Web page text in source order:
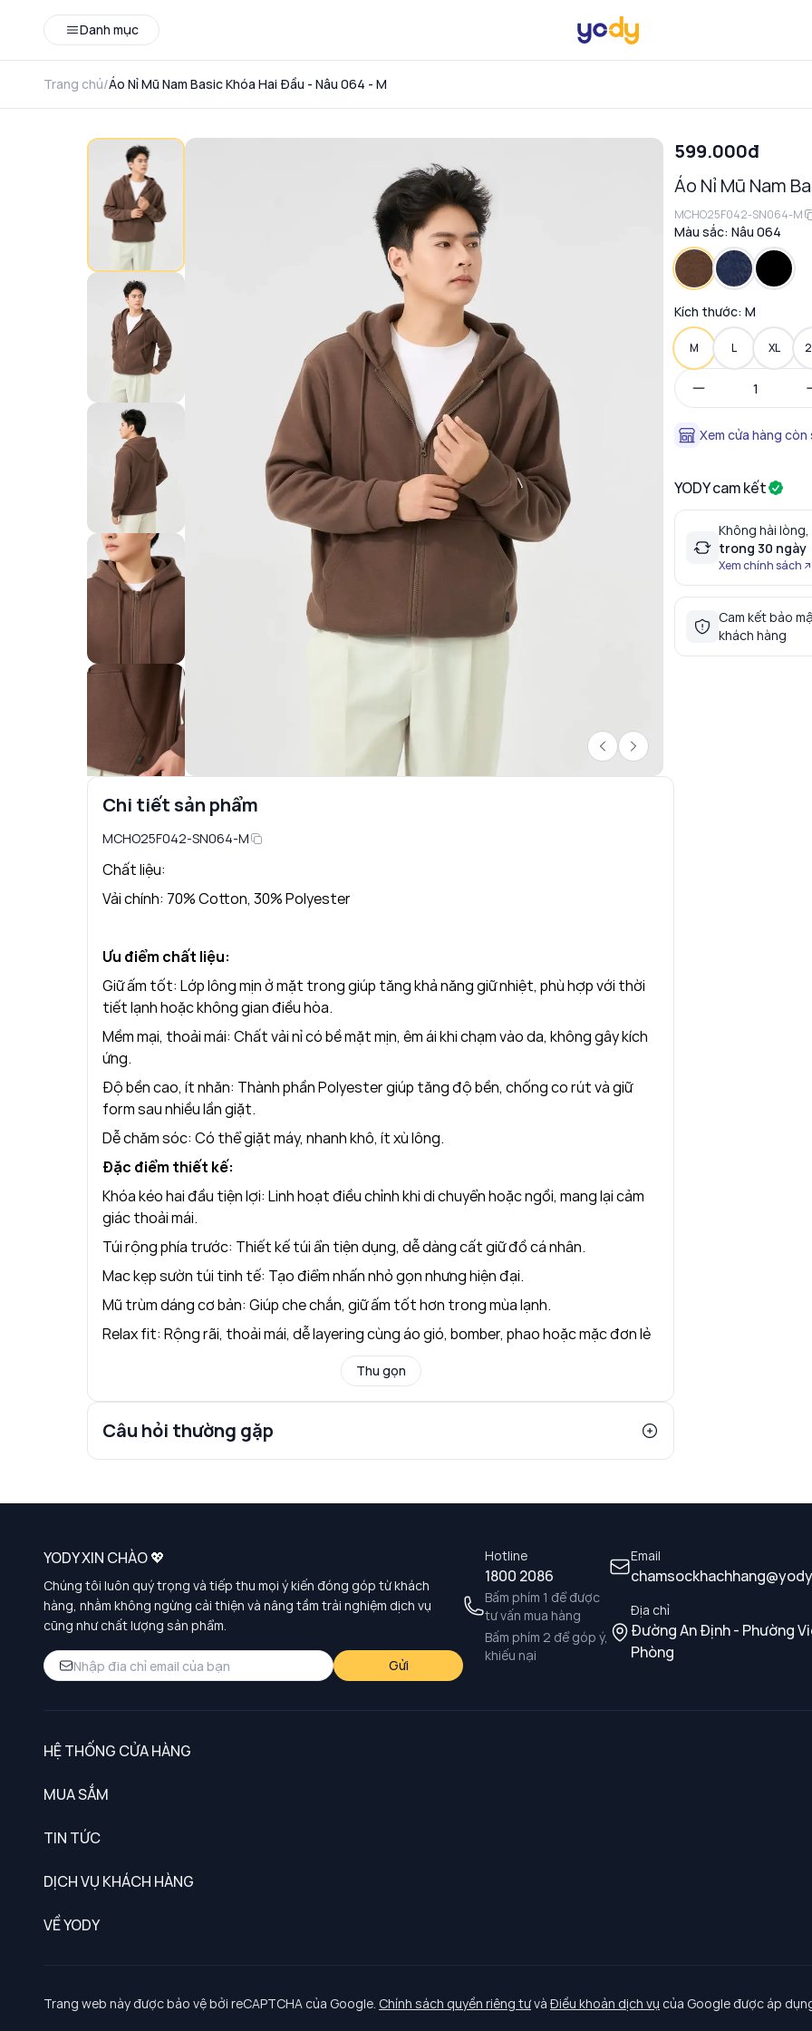
Danh mục
Trang chủ/Áo Nỉ Mũ Nam Basic Khóa Hai Đầu - Nâu 064 - M
Chi tiết sản phẩm
MCHO25F042-SN064-M
Chất liệu:
Vải chính: 70% Cotton, 30% Polyester
Ưu điểm chất liệu:
Giữ ấm tốt: Lớp lông mịn ở mặt trong giúp tăng khả năng giữ nhiệt, phù hợp với thời
tiết lạnh hoặc không gian điều hòa.
Mềm mại, thoải mái: Chất vải nỉ có bề mặt mịn, êm ái khi chạm vào da, không gây kích
ứng.
Độ bền cao, ít nhăn: Thành phần Polyester giúp tăng độ bền, chống co rút và giữ
form sau nhiều lần giặt.
Dễ chăm sóc: Có thể giặt máy, nhanh khô, ít xù lông.
Đặc điểm thiết kế:
Khóa kéo hai đầu tiện lợi: Linh hoạt điều chỉnh khi di chuyển hoặc ngồi, mang lại cảm
giác thoải mái.
Túi rộng phía trước: Thiết kế túi ẩn tiện dụng, dễ dàng cất giữ đồ cá nhân.
Mac kẹp sườn túi tinh tế: Tạo điểm nhấn nhỏ gọn nhưng hiện đại.
Mũ trùm dáng cơ bản: Giúp che chắn, giữ ấm tốt hơn trong mùa lạnh.
Relax fit: Rộng rãi, thoải mái, dễ layering cùng áo gió, bomber, phao hoặc mặc đơn lẻ
Thu gọn
Câu hỏi thường gặp
599.000đ
Áo Nỉ Mũ Nam
MCHO25F042-SN064-M
Màu sắc: Nâu 064
Kích thước: M
M L XL
Xem cửa hàng còn
YODY cam kết
Không hài lòng,
trong 30 ngày
Xem chính sách
Cam kết bảo
khách hàng
Hotline
1800 2086
Bấm phím 1 để được
tư vấn mua hàng
Bấm phím 2 để góp ý,
khiếu nại
Email
Địa chỉ
Đường An Định - Phường
Phòng
YODY XIN CHÀO 💖
Chúng tôi luôn quý trọng và tiếp thu mọi ý kiến đóng góp từ khách
hàng, nhằm không ngừng cải thiện và nâng tầm trải nghiệm dịch vụ
cũng như chất lượng sản phẩm.
Gửi
HỆ THỐNG CỬA HÀNG
MUA SẮM
TIN TỨC
DỊCH VỤ KHÁCH HÀNG
Chính sách khách hàng thân thiết
Chính sách bảo vệ dữ liệu cá nhân
VỀ YODY
Tuyển dụng
Trang web này được bảo vệ bởi reCAPTCHA của Google. Chính sách quyền riêng tưvà Điều khoản dịch vụ của Google được áp